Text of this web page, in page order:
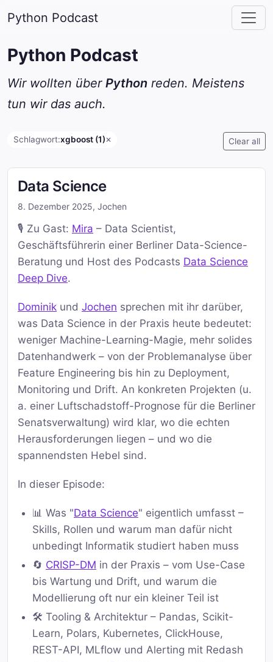
Python Podcast
Python Podcast
Wir wollten über Python reden. Meistens
tun wir das auch.
Schlagwort:xgboost (1)✕ Clear all
Data Science
8. Dezember 2025, Jochen
🎙️ Zu Gast: Mira – Data Scientist,
Geschäftsführerin einer Berliner Data-Science-
Beratung und Host des Podcasts Data Science
Deep Dive.
Dominik und Jochen sprechen mit ihr darüber,
was Data Science in der Praxis heute bedeutet:
weniger Machine-Learning-Magie, mehr solides
Datenhandwerk – von der Problemanalyse über
Feature Engineering bis hin zu Deployment,
Monitoring und Drift. An konkreten Projekten (u.
a. einer Luftschadstoff-Prognose für die Berliner
Senatsverwaltung) wird klar, wo die echten
Herausforderungen liegen – und wo die
spannendsten Hebel sind.
In dieser Episode:
📊 Was "Data Science" eigentlich umfasst –
Skills, Rollen und warum man dafür nicht
unbedingt Informatik studiert haben muss
🔄 CRISP-DM in der Praxis – vom Use-Case
bis Wartung und Drift, und warum die
Modellierung oft nur ein kleiner Teil ist
🛠️ Tooling & Architektur – Pandas, Scikit-
Learn, Polars, Kubernetes, ClickHouse,
REST-API, MLflow und Alerting mit Redash